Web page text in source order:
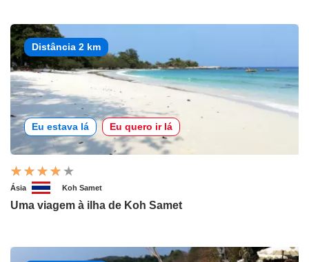
Distância 2 km
Eu estava lá Eu quero ir lá
Ásia Koh Samet
Uma viagem à ilha de Koh Samet